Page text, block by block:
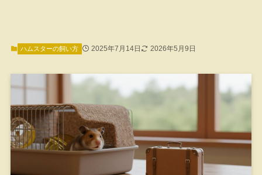
ハムスターの飼い方 2025年7月14日 2026年5月9日